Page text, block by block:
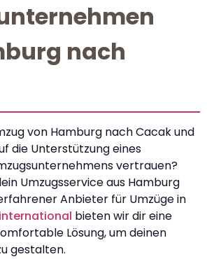
nach
von Hamburg nach Cacak und
die Unterstützung eines
vertrauen?
Umzugsservice aus Hamburg
Anbieter für Umzüge in
international bieten wir dir eine
Lösung, um deinen
gestalten.